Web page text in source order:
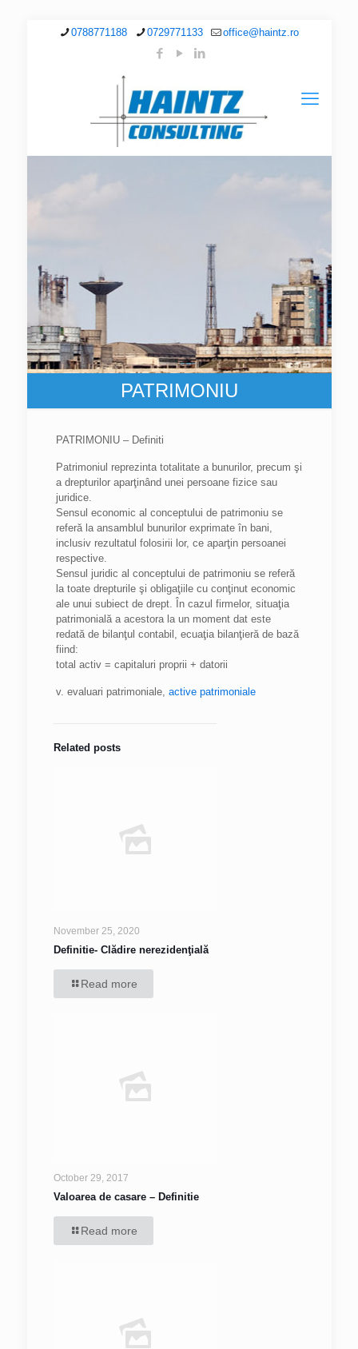
0788771188 0729771133 office@haintz.ro
PATRIMONIU
PATRIMONIU – Definiti
Patrimoniul reprezinta totalitate a bunurilor, precum şi
a drepturilor aparţinând unei persoane fizice sau
juridice.
Sensul economic al conceptului de patrimoniu se
referă la ansamblul bunurilor exprimate în bani,
inclusiv rezultatul folosirii lor, ce aparţin persoanei
respective.
Sensul juridic al conceptului de patrimoniu se referă
la toate drepturile şi obligaţiile cu conţinut economic
ale unui subiect de drept. În cazul firmelor, situaţia
patrimonială a acestora la un moment dat este
redată de bilanţul contabil, ecuaţia bilanţieră de bază
fiind:
total activ = capitaluri proprii + datorii
v. evaluari patrimoniale, active patrimoniale
Related posts
November 25, 2020
Definitie- Clădire nerezidenţială
Read more
October 29, 2017
Valoarea de casare – Definitie
Read more